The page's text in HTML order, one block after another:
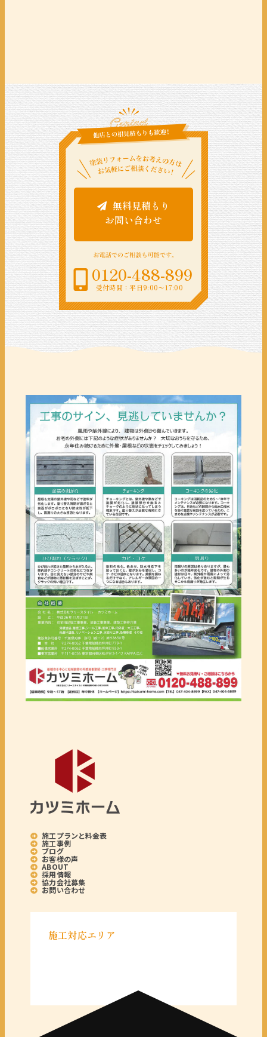
無料見積もり
お問い合わせ
0120-488-899
受付時間：平日9:00〜17:00
施工プランと料金表
施工事例
ブログ
お客様の声
ABOUT
採用情報
協力会社募集
お問い合わせ
施工対応エリア